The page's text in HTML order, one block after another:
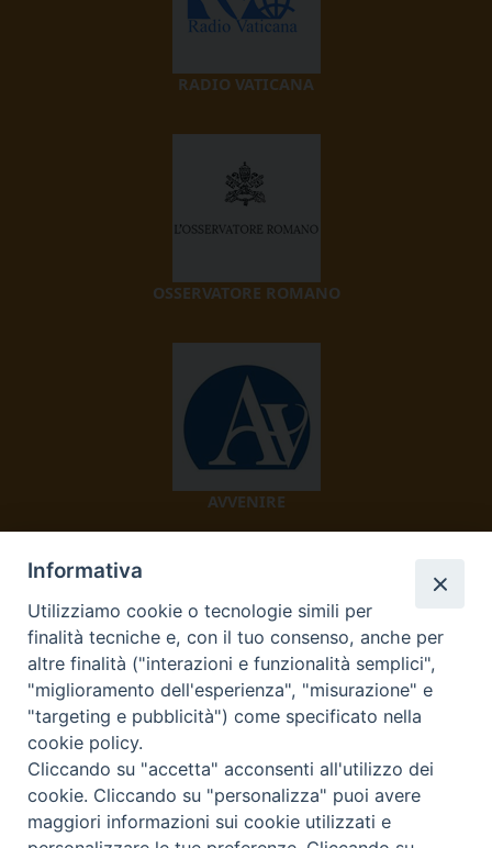
RADIO VATICANA
OSSERVATORE ROMANO
AVVENIRE
TV 2000
Diocesi di Ivrea
Informativa
Utilizziamo cookie o tecnologie simili per
finalità tecniche e, con il tuo consenso, anche per
altre finalità ("interazioni e funzionalità semplici",
"miglioramento dell'esperienza", "misurazione" e
"targeting e pubblicità") come specificato nella
cookie policy.
Cliccando su "accetta" acconsenti all'utilizzo dei
cookie. Cliccando su "personalizza" puoi avere
maggiori informazioni sui cookie utilizzati e